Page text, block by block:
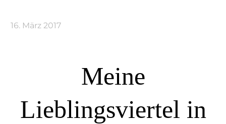
16. März 2017
Meine
Lieblingsviertel in